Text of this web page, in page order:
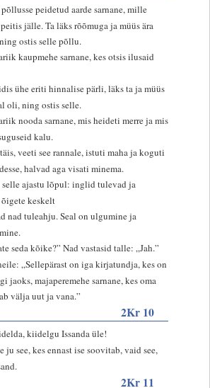
peidetud aarde sarnane, mille
jälle. Ta läks rõõmuga ja müüs ära
ostis selle põllu.
kaupmehe sarnane, kes otsis ilusaid
ühe eriti hinnalise pärli, läks ta ja müüs
oli, ning ostis selle.
nooda sarnane, mis heideti merre ja mis
kalu.
veeti see rannale, istuti maha ja koguti
halvad aga visati minema.
selle ajastu lõpul: inglid tulevad ja
keskelt
nad tuleahju. Seal on ulgumine ja
seda kõike?” Nad vastasid talle: „Jah.”
„Sellepärast on iga kirjatundja, kes on
jaoks, majaperemehe sarnane, kes oma
välja uut ja vana.”
2Kr 10
kiidelgu Issanda üle!
see, kes ennast ise soovitab, vaid see,
2Kr 11